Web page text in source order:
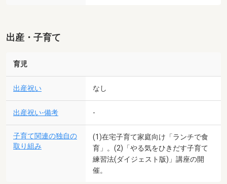
出産・子育て
育児
出産祝い なし
出産祝い-備考 -
子育て関連の独自の
取り組み
(1)在宅子育て家庭向け「ランチで食
育」。(2)「やる気をひきだす子育て
練習法(ダイジェスト版)」講座の開
催。